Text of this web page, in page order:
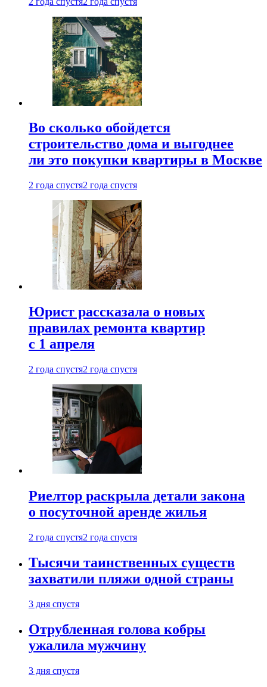
Во сколько обойдется
строительство дома и выгоднее
ли это покупки квартиры в Москве
2 года спустя2 года спустя
Юрист рассказала о новых
правилах ремонта квартир
с 1 апреля
2 года спустя2 года спустя
Риелтор раскрыла детали закона
о посуточной аренде жилья
2 года спустя2 года спустя
Тысячи таинственных существ
захватили пляжи одной страны
3 дня спустя
Отрубленная голова кобры
ужалила мужчину
3 дня спустя